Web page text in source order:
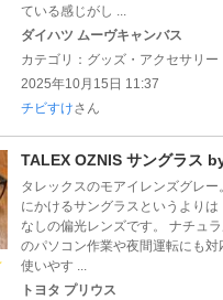
ている感じがし ...
ダイハツ ムーヴキャンバス
カテゴリ：グッズ・アクセサリー
2025年10月15日 11:37
チビすけさん
TALEX OZNIS サングラス
タレックスのモアイレンズグレ
にかけるサングラスというより
なしの偏光レンズです。 ナチュ
のパソコン作業や夜間運転にも対
使いやす ...
トヨタ プリウス